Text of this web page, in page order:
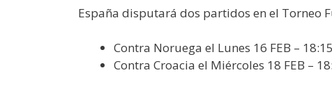
España disputará dos partidos en el Torneo
Contra Noruega el Lunes 16 FEB –
Contra Croacia el Miércoles 18 FEB –